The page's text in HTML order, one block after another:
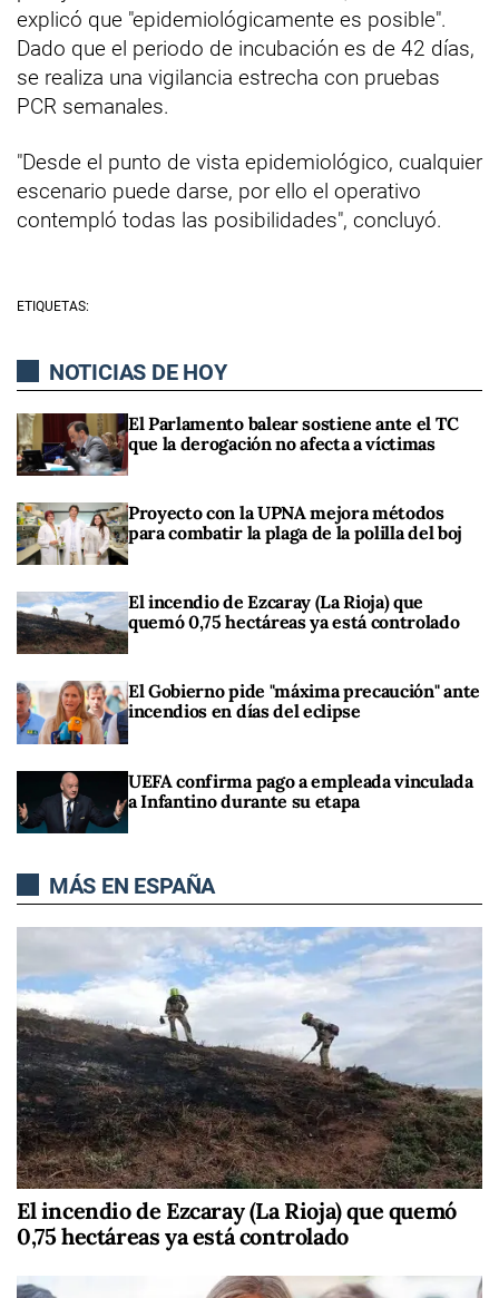
explicó que "epidemiológicamente es posible".
Dado que el periodo de incubación es de 42 días,
se realiza una vigilancia estrecha con pruebas
PCR semanales.
"Desde el punto de vista epidemiológico, cualquier
escenario puede darse, por ello el operativo
contempló todas las posibilidades", concluyó.
ETIQUETAS:
NOTICIAS DE HOY
El Parlamento balear sostiene ante el TC
que la derogación no afecta a víctimas
Proyecto con la UPNA mejora métodos
para combatir la plaga de la polilla del boj
El incendio de Ezcaray (La Rioja) que
quemó 0,75 hectáreas ya está controlado
El Gobierno pide "máxima precaución" ante
incendios en días del eclipse
UEFA confirma pago a empleada vinculada
a Infantino durante su etapa
MÁS EN ESPAÑA
El incendio de Ezcaray (La Rioja) que quemó
0,75 hectáreas ya está controlado